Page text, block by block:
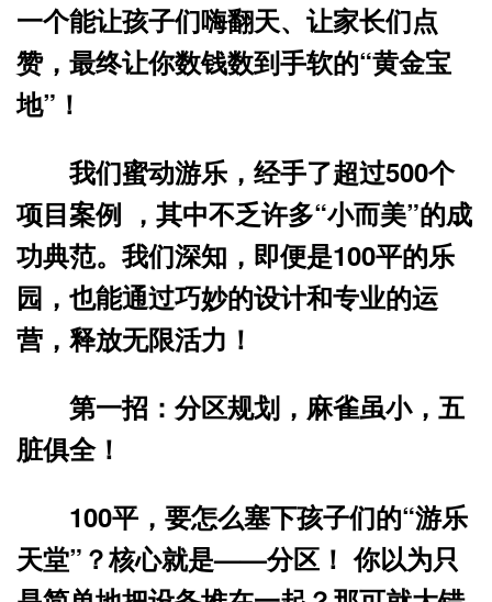
一个能让孩子们嗨翻天、让家长们点
赞，最终让你数钱数到手软的“黄金宝
地”！
我们蜜动游乐，经手了超过500个
项目案例 ，其中不乏许多“小而美”的成
功典范。我们深知，即便是100平的乐
园，也能通过巧妙的设计和专业的运
营，释放无限活力！
第一招：分区规划，麻雀虽小，五
脏俱全！
100平，要怎么塞下孩子们的“游乐
天堂”？核心就是——分区！ 你以为只